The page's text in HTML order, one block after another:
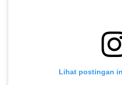
Lihat postingan